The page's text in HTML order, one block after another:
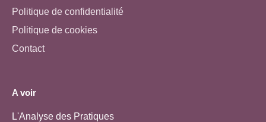
Politique de confidentialité
Politique de cookies
Contact
A voir
L'Analyse des Pratiques